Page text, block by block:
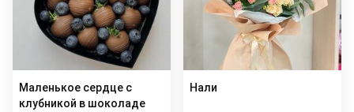
Маленькое сердце с
клубникой в шоколаде
Нали